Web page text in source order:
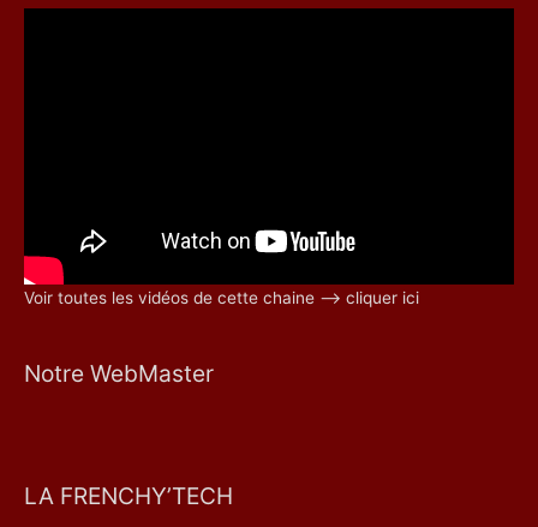
Voir toutes les vidéos de cette chaine –> cliquer ici
Notre WebMaster
LA FRENCHY’TECH